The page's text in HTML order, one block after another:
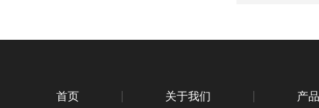
首页 关于我们 产